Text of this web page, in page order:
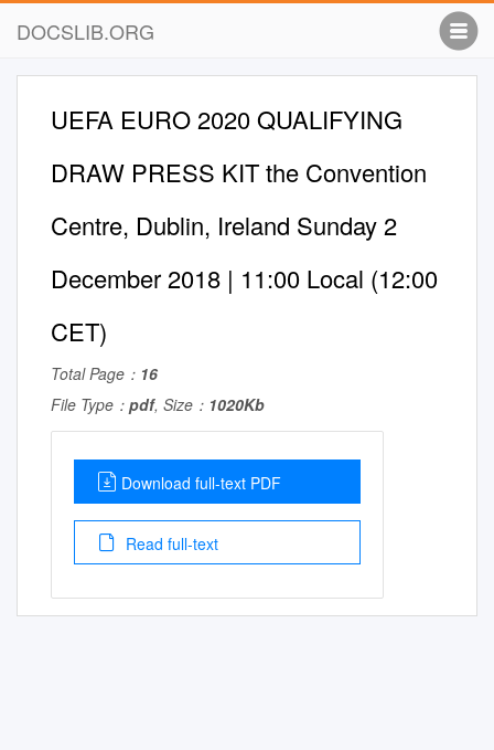
DOCSLIB.ORG
UEFA EURO 2020 QUALIFYING
DRAW PRESS KIT the Convention
Centre, Dublin, Ireland Sunday 2
December 2018 | 11:00 Local (12:00
CET)
Total Page： 16
File Type： pdf, Size： 1020Kb
Download full-text PDF
Read full-text